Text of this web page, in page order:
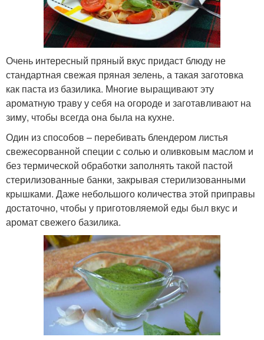
Очень интересный пряный вкус придаст блюду не
стандартная свежая пряная зелень, а такая заготовка
как паста из базилика. Многие выращивают эту
ароматную траву у себя на огороде и заготавливают на
зиму, чтобы всегда она была на кухне.
Один из способов – перебивать блендером листья
свежесорванной специи с солью и оливковым маслом и
без термической обработки заполнять такой пастой
стерилизованные банки, закрывая стерилизованными
крышками. Даже небольшого количества этой приправы
достаточно, чтобы у приготовляемой еды был вкус и
аромат свежего базилика.